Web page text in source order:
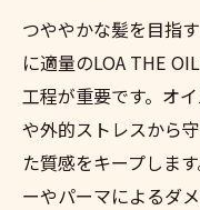
つややかな髪を目指
に適量のLOA THE
工程が重要です。オ
や外的ストレスから
た質感をキープしま
ーやパーマによるダ